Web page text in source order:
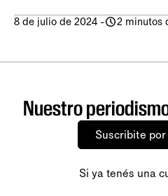
8 de julio de 2024 - 2 minutos
Nuestro
Suscribite
Si ya tenés una